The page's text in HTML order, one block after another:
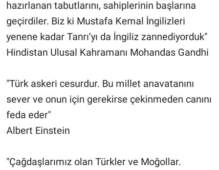
hazırlanan tabutlarını, sahiplerinin başlarına
geçirdiler. Biz ki Mustafa Kemal İngilizleri
yenene kadar Tanrı’yı da İngiliz zannediyorduk"
Hindistan Ulusal Kahramanı Mohandas Gandhi
"Türk askeri cesurdur. Bu millet anavatanını
sever ve onun için gerekirse çekinmeden canını
feda eder"
Albert Einstein
"Çağdaşlarımız olan Türkler ve Moğollar.